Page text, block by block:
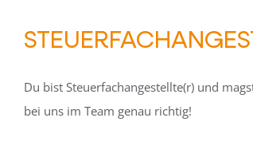
Du bist Steuerfachangestellte(r) und
bei uns im Team genau richtig!